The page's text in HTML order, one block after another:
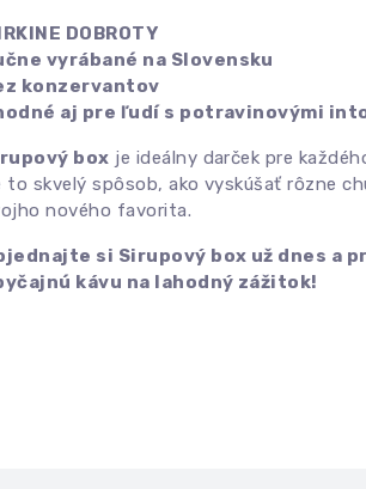
DOBROTY
vyrábané na Slovensku
konzervantov
aj pre ľudí s potravinovými
box je ideálny darček pre
to skvelý spôsob, ako vyskúšať rôzne
nového favorita.
si Sirupový box už dnes a
kávu na lahodný zážitok!